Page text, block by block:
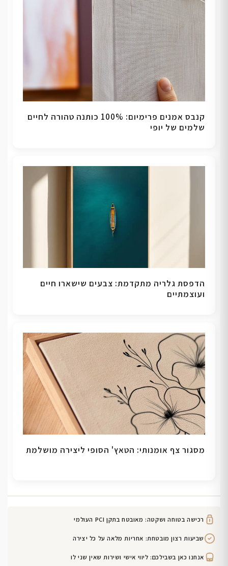
קנבס אמנים פרימיום: 100% כותנה טהורה לחיים
שלמים של יופי
הדפסת גלריה מתקדמת: צבעים שישארו חיים
ועוצמתיים
מסגור צף אומנותי: הטאץ' הסופי ליצירה מושלמת
רכישה בטוחה ושקטה: מאובטח בתקן PCI העולמי
שביעות רצון מובטחת: אחריות מלאה על כל יצירה
אנחנו כאן בשבילכם: ליווי אישי ושירות שאין שני לו